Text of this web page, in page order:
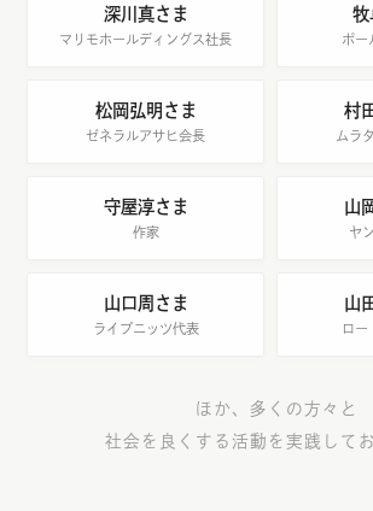
深川真さま
マリモホールディングス社長
牧
ポー
松岡弘明さま
ゼネラルアサヒ会長
村
ムラ
守屋淳さま
作家
山
ヤ
山口周さま
ライプニッツ代表
山
ロー
ほか、多くの方々と
社会を良くする活動を実践して